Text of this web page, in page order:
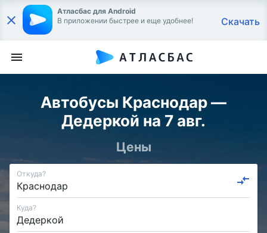
Атласбас для Android
В приложении быстрее и еще удобнее!
Скачать
Автобусы Краснодар —
Дедеркой на 7 авг.
Цены
Откуда?
Куда?